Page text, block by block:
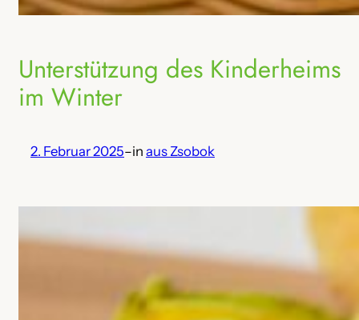
Unterstützung des Kinderheims
im Winter
2. Februar 2025–in aus Zsobok